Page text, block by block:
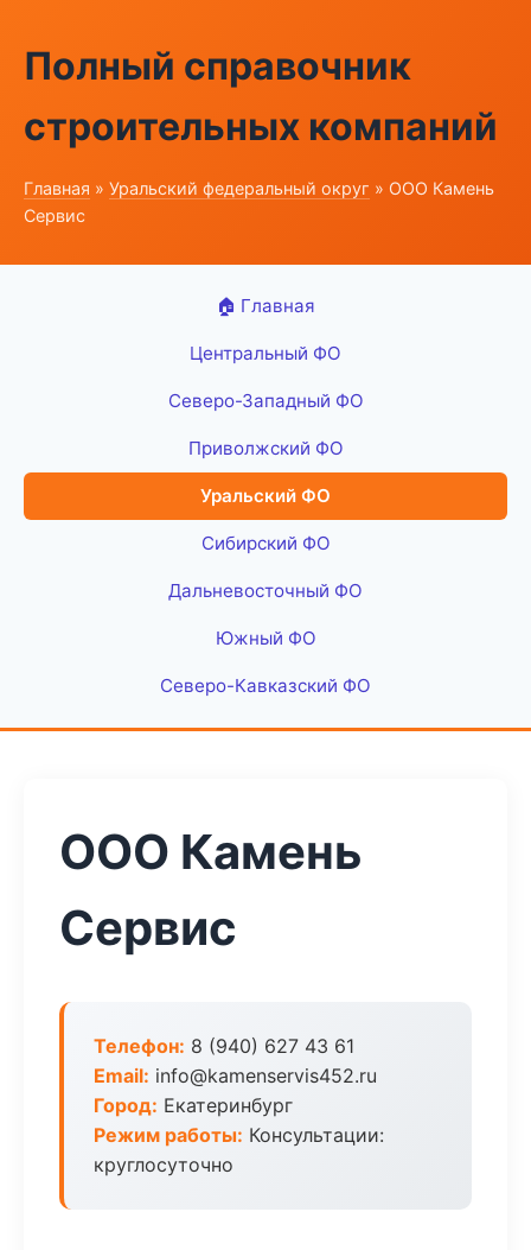
Полный справочник
строительных компаний
Главная » Уральский федеральный округ » ООО Камень
Сервис
🏠 Главная
Центральный ФО
Северо-Западный ФО
Приволжский ФО
Уральский ФО
Сибирский ФО
Дальневосточный ФО
Южный ФО
Северо-Кавказский ФО
ООО Камень
Сервис
Телефон: 8 (940) 627 43 61
Email: info@kamenservis452.ru
Город: Екатеринбург
Режим работы: Консультации:
круглосуточно